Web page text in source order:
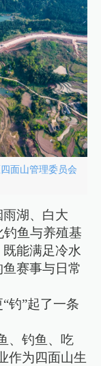
面山管理委员会
湖、白大
钓鱼与养殖基
能满足冷水
赛事与日常
钓”起了一条
、钓鱼、吃
作为四面山生